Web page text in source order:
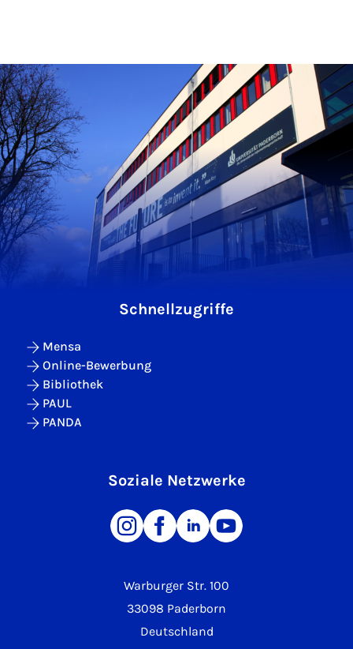
Warburger Str. 100
33098 Paderborn
Deutschland
Schnellzugriffe
Mensa
Online-Bewerbung
Bibliothek
PAUL
PANDA
Soziale Netzwerke